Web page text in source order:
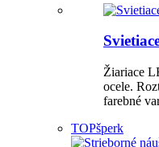
Žiariace
ocele.
farebné
TOPšperk